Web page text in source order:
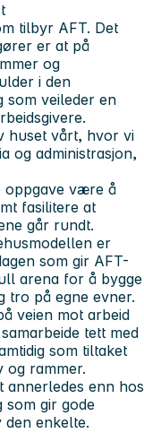
tilbyr AFT. Det
er at på
og
i den
som veileder en
huset vårt, hvor vi
og administrasjon,
oppgave være å
fasilitere at
går rundt.
er
som gir AFT-
arena for å bygge
tro på egne evner.
veien mot arbeid
tett med
som tiltaket
og rammer.
annerledes enn hos
gir gode
enkelte.